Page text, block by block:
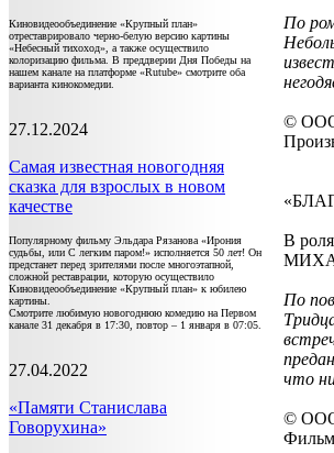
Киновидеообъединение «Крупный план»
отреставрировало черно-белую версию картины
«Небесный тихоход», а также осуществило
колоризацию фильма. В преддверии Дня Победы на
нашем канале на платформе «Rutube» смотрите оба
варианта кинокомедии.
27.12.2024
Самая известная новогодняя
сказка для взрослых в новом
качестве
Популярному фильму Эльдара Рязанова «Ирония
судьбы, или С легким паром!» исполняется 50 лет! Он
предстанет перед зрителями после многоэтапной,
сложной реставрации, которую осуществило
Киновидеообъединение «Крупный план» к юбилею
картины.
Смотрите любимую новогоднюю комедию на Первом
канале 31 декабря в 17:30, повтор – 1 января в 07:05.
27.04.2022
«Памяти Станислава
Говорухина»
По
© ООО
В
По
что
© ООО
Фильм